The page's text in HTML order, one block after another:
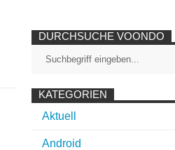
DURCHSUCHE VOONDO
KATEGORIEN
Aktuell
Android